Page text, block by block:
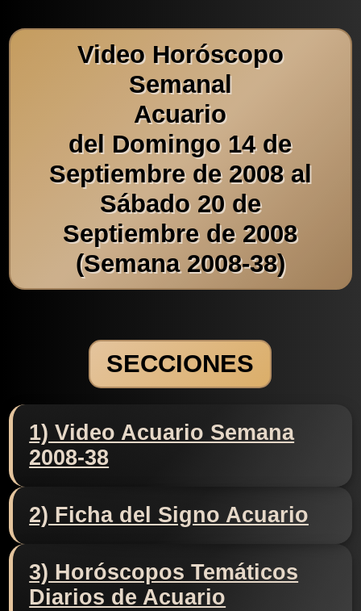
Video Horóscopo
Semanal
Acuario
del Domingo 14 de
Septiembre de 2008 al
Sábado 20 de
Septiembre de 2008
(Semana 2008-38)
SECCIONES
1) Video Acuario Semana
2008-38
2) Ficha del Signo Acuario
3) Horóscopos Temáticos
Diarios de Acuario